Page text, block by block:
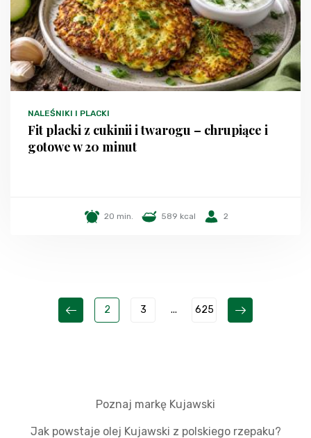
NALEŚNIKI I PLACKI
Fit placki z cukinii i twarogu – chrupiące i
gotowe w 20 minut
20 min. 589 kcal 2
2 3 ... 625
Poznaj markę Kujawski
Jak powstaje olej Kujawski z polskiego rzepaku?